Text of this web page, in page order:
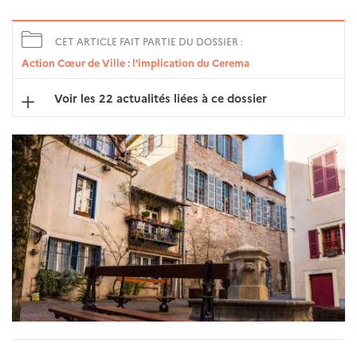
CET ARTICLE FAIT PARTIE DU DOSSIER :
Action Cœur de Ville : l'implication du Cerema
Voir les 22 actualités liées à ce dossier